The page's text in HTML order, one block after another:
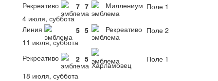
Рекреативо
7 7 Миллениум Поле 1
4 июля, суббота
Линия
5 5 Рекреативо Поле 2
11 июля, суббота
Рекреативо
2 5
Харламовец
Поле 1
18 июля, суббота